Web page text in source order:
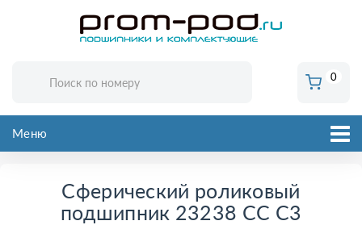
0
Меню
Сферический роликовый
подшипник 23238 CC C3